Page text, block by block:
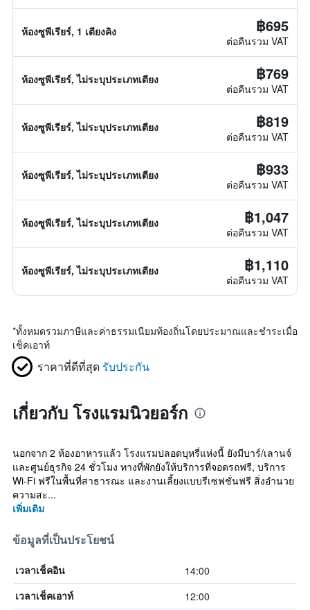
ห้องซูพีเรียร์, 1 เตียงคิง ฿695
ต่อคืนรวม VAT
ห้องซูพีเรียร์, ไม่ระบุประเภทเตียง ฿769
ต่อคืนรวม VAT
ห้องซูพีเรียร์, ไม่ระบุประเภทเตียง ฿819
ต่อคืนรวม VAT
ห้องซูพีเรียร์, ไม่ระบุประเภทเตียง ฿933
ต่อคืนรวม VAT
ห้องซูพีเรียร์, ไม่ระบุประเภทเตียง ฿1,047
ต่อคืนรวม VAT
ห้องซูพีเรียร์, ไม่ระบุประเภทเตียง ฿1,110
ต่อคืนรวม VAT
*ทั้งหมดรวมภาษีและค่าธรรมเนียมท้องถิ่นโดยประมาณและชำระเมื่อ
เช็คเอาท์
ราคาที่ดีที่สุด รับประกัน
เกี่ยวกับ โรงแรมนิวยอร์ก
นอกจาก 2 ห้องอาหารแล้ว โรงแรมปลอดบุหรี่แห่งนี้ ยังมีบาร์/เลานจ์
และศูนย์ธุรกิจ 24 ชั่วโมง ทางที่พักยังให้บริการที่จอดรถฟรี, บริการ
Wi-Fi ฟรีในพื้นที่สาธารณะ และงานเลี้ยงแบบรีเซฟชั่นฟรี สิ่งอำนวย
ความสะ...
เพิ่มเติม
ข้อมูลที่เป็นประโยชน์
เวลาเช็คอิน 14:00
เวลาเช็คเอาท์ 12:00